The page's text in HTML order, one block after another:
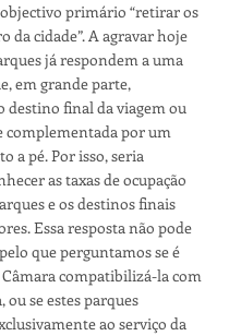
objectivo primário “retirar os
da cidade”. A agravar hoje
já respondem a uma
em grande parte,
destino final da viagem ou
complementada por um
a pé. Por isso, seria
as taxas de ocupação
e os destinos finais
Essa resposta não pode
que perguntamos se é
compatibilizá-la com
ou se estes parques
ao serviço da